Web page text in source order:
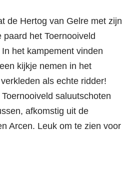
de Hertog van Gelre met zijn
het Toernooiveld
het kampement vinden
kijkje nemen in het
als echte ridder!
saluutschoten
afkomstig uit de
Arcen. Leuk om te zien voor